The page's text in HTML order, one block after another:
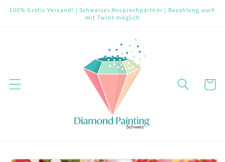
zum
100% Gratis Versand! | Schweizer Ansprechpartner | Bezahlung auch
mit Twint möglich